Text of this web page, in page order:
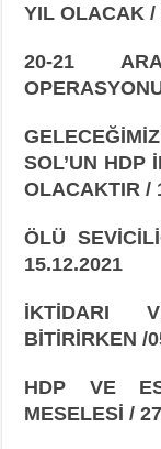
YIL OLACAK /
20-21
SOL’UN HDP
OLACAKTIR /
ÖLÜ
15.12.2021
İKTİDARI
BİTİRİRKEN /
HDP VE
MESELESİ /